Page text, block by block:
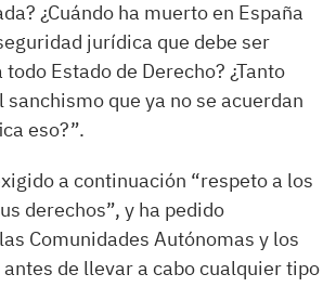
¿Cuándo ha muerto en España
jurídica que debe ser
Estado de Derecho? ¿Tanto
sanchismo que ya no se acuerdan
eso?”.
a continuación “respeto a los
derechos”, y ha pedido
Comunidades Autónomas y los
de llevar a cabo cualquier tipo